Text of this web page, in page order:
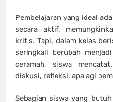
Pembelajaran yang ideal
secara aktif,
kritis. Tapi, dalam kelas
seringkali berubah menjadi
ceramah, siswa
diskusi, refleksi, apalagi
Sebagian siswa yang